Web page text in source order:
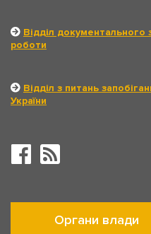
Відділ документального
роботи
Відділ з питань
України
Органи влади